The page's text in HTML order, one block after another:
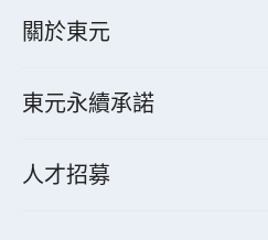
智慧商用空調節能解決方案
資料中心解決方案
減速機
機器關節模組系統
全領域空調產品
股東專欄
關於東元
公司治理
東元永續承諾
人才招募